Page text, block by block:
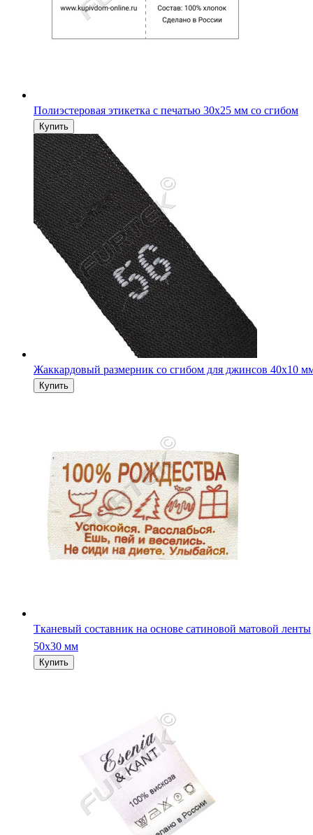
Полиэстеровая этикетка с печатью 30х25 мм со сгибом
Жаккардовый размерник со сгибом для джинсов 40х10
Тканевый составник на основе сатиновой матовой ленты
50х30 мм